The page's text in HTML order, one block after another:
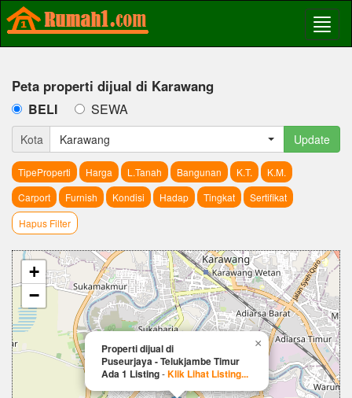
Peta properti dijual di Karawang
BELI SEWA
Kota Karawang Update
TipeProperti Harga L.Tanah Bangunan K.T.
K.M.
Carport
Furnish Kondisi Hadap Tingkat
Sertifikat
Hapus Filter
Properti dijual di
Puseurjaya - Telukjambe Timur
Ada 1 Listing-Klik Lihat Listing...
×
+
−